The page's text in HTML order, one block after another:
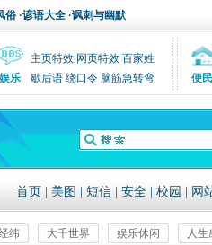
俗 ·谚语大全 ·讽刺与幽默
主页特效 网页特效 百家姓
娱乐
歇后语 绕口令 脑筋急转弯 便民
首页 美图 短信 安全 校园 网
纬 大千世界 娱乐休闲 人生